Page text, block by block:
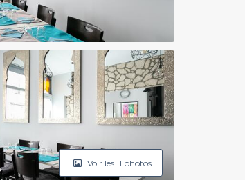
Voir les 11 photos